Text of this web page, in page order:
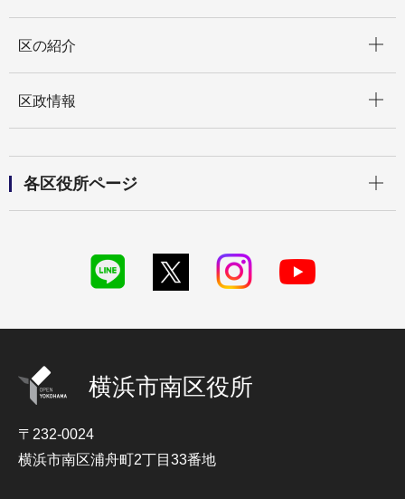
区の紹介
区政情報
各区役所ページ
横浜市南区役所
〒232-0024
横浜市南区浦舟町2丁目33番地